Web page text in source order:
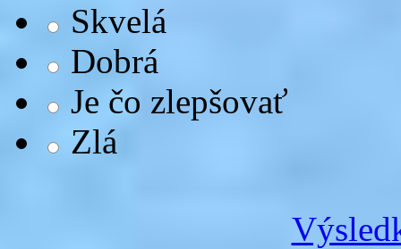
Skvelá
Dobrá
Je čo zlepšovať
Zlá